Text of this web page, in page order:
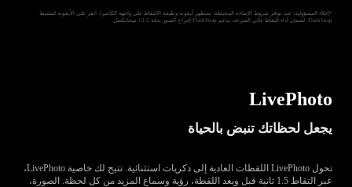
*إخلاء المسؤولية: عند توافر شروط الإضاءة المحيطة، ستظهر أيقونة وظيفة الالتقاط على واجهة الكاميرا. انقر على الأيقونة لتنشيط
FlashSnap. لضمان أداء التقاط عالي السرعة، يدعم FlashSnap إخراج الصور بدقة 12.5 ميجابكسل.
LivePhoto
يجعل لحظاتك تنبض بالحياة
تحول LivePhoto اللقطات العادية إلى ذكريات استثنائية. تتيح لك خاصية LivePhoto،
عبر التقاط 1.5 ثانية قبل وبعد اللقطة، رؤية وسماع المزيد من كل لحظة. الصورة،